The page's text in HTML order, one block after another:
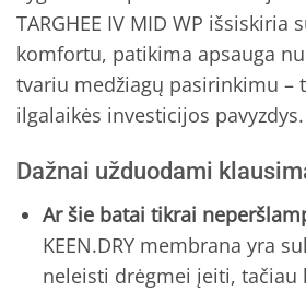
TARGHEE IV MID WP išsiskiria
komfortu, patikima apsauga
tvariu medžiagų pasirinkimu –
ilgalaikės investicijos pavyzdys.
Dažnai užduodami
Ar šie batai tikrai
KEEN.DRY membrana yra
neleisti drėgmei įeiti, tačiau